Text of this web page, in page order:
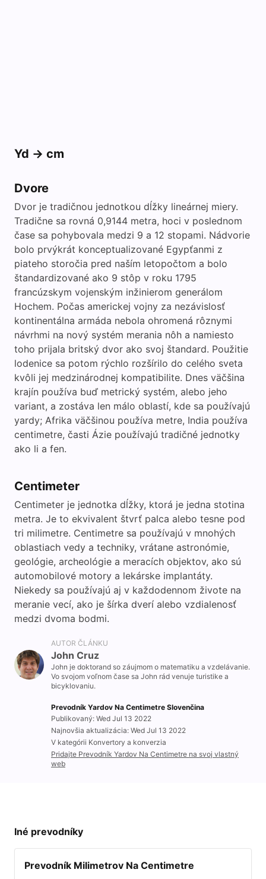
Yd -> cm
Dvore
Dvor je tradičnou jednotkou dĺžky lineárnej miery.
Tradične sa rovná 0,9144 metra, hoci v poslednom
čase sa pohybovala medzi 9 a 12 stopami. Nádvorie
bolo prvýkrát konceptualizované Egypťanmi z
piateho storočia pred naším letopočtom a bolo
štandardizované ako 9 stôp v roku 1795
francúzskym vojenským inžinierom generálom
Hochem. Počas americkej vojny za nezávislosť
kontinentálna armáda nebola ohromená rôznymi
návrhmi na nový systém merania nôh a namiesto
toho prijala britský dvor ako svoj štandard. Použitie
lodenice sa potom rýchlo rozšírilo do celého sveta
kvôli jej medzinárodnej kompatibilite. Dnes väčšina
krajín používa buď metrický systém, alebo jeho
variant, a zostáva len málo oblastí, kde sa používajú
yardy; Afrika väčšinou používa metre, India používa
centimetre, časti Ázie používajú tradičné jednotky
ako li a fen.
Centimeter
Centimeter je jednotka dĺžky, ktorá je jedna stotina
metra. Je to ekvivalent štvrť palca alebo tesne pod
tri milimetre. Centimetre sa používajú v mnohých
oblastiach vedy a techniky, vrátane astronómie,
geológie, archeológie a meracích objektov, ako sú
automobilové motory a lekárske implantáty.
Niekedy sa používajú aj v každodennom živote na
meranie vecí, ako je šírka dverí alebo vzdialenosť
medzi dvoma bodmi.
AUTOR ČLÁNKU
John Cruz
John je doktorand so záujmom o matematiku a vzdelávanie.
Vo svojom voľnom čase sa John rád venuje turistike a
bicyklovaniu.
Prevodník Yardov Na Centimetre Slovenčina
Publikovaný: Wed Jul 13 2022
Najnovšia aktualizácia: Wed Jul 13 2022
V kategórii Konvertory a konverzia
Pridajte Prevodník Yardov Na Centimetre na svoj vlastný
web
Iné prevodníky
Prevodník Milimetrov Na Centimetre